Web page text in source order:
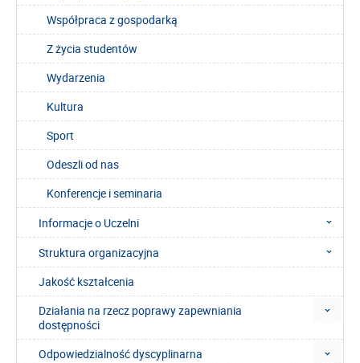
Współpraca z gospodarką
Z życia studentów
Wydarzenia
Kultura
Sport
Odeszli od nas
Konferencje i seminaria
Informacje o Uczelni
Struktura organizacyjna
Jakość kształcenia
Działania na rzecz poprawy zapewniania
dostępności
Odpowiedzialność dyscyplinarna